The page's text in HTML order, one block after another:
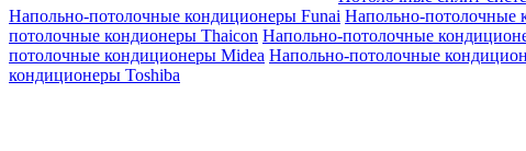
Напольно-потолочные кондиционеры Funai Напольно-потолочные
потолочные кондионеры Thaicon Напольно-потолочные
потолочные кондиционеры Midea Напольно-потолочные
кондиционеры Toshiba